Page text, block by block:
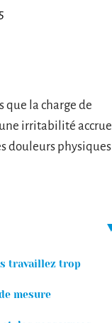
que la charge de
irritabilité accrue
douleurs physiques
travaillez trop
mesure